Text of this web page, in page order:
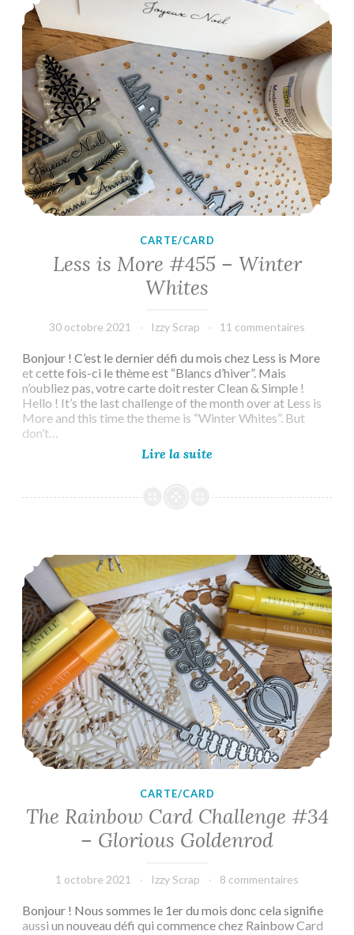
CARTE/CARD
Less is More #455 – Winter
Whites
30 octobre 2021 Izzy Scrap 11 commentaires
Bonjour ! C’est le dernier défi du mois chez Less is More
et cette fois-ci le thème est “Blancs d’hiver”. Mais
n’oubliez pas, votre carte doit rester Clean & Simple !
Hello ! It’s the last challenge of the month over at Less is
More and this time the theme is “Winter Whites”. But
don’t…
Lire la suite
#455
The Rainbow Card Challenge #34 – Glorious Goldenrod
CARTE/CARD
The Rainbow Card Challenge #34
– Glorious Goldenrod
1 octobre 2021 Izzy Scrap 8 commentaires
Bonjour ! Nous sommes le 1er du mois donc cela signifie
aussi un nouveau défi qui commence chez Rainbow Card